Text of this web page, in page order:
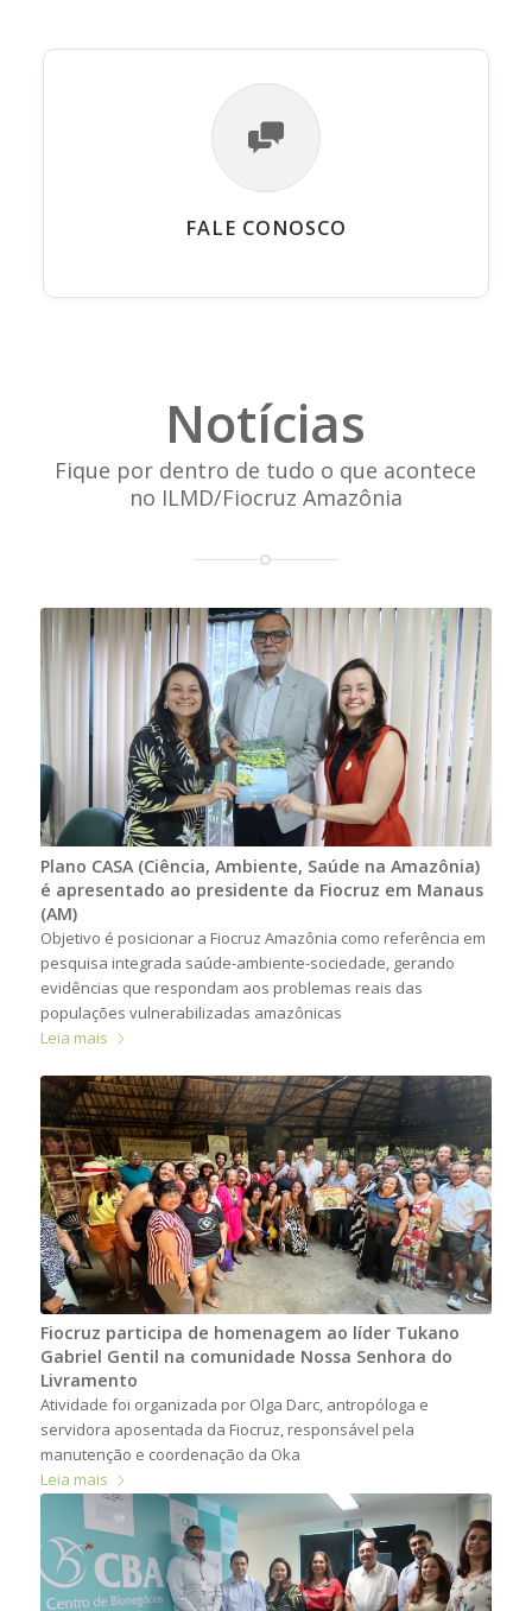
FALE CONOSCO
Notícias
Fique por dentro de tudo o que acontece
no ILMD/Fiocruz Amazônia
Plano CASA (Ciência, Ambiente, Saúde na Amazônia)
é apresentado ao presidente da Fiocruz em Manaus
(AM)
Objetivo é posicionar a Fiocruz Amazônia como referência em
pesquisa integrada saúde-ambiente-sociedade, gerando
evidências que respondam aos problemas reais das
populações vulnerabilizadas amazônicas
Leia mais
Fiocruz participa de homenagem ao líder Tukano
Gabriel Gentil na comunidade Nossa Senhora do
Livramento
Atividade foi organizada por Olga Darc, antropóloga e
servidora aposentada da Fiocruz, responsável pela
manutenção e coordenação da Oka
Leia mais